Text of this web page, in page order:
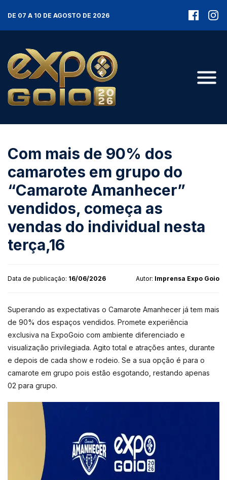
DE 07 A 10 DE AGOSTO DE 2026
Com mais de 90% dos
camarotes em grupo do
“Camarote Amanhecer”
vendidos, começa as
vendas do individual nesta
terça,16
Data de publicação: 16/06/2026 Autor: Imprensa Expo Goio
Superando as expectativas o Camarote Amanhecer já tem mais
de 90% dos espaços vendidos. Promete experiência
exclusiva na ExpoGoio com ambiente diferenciado e
visualização privilegiada. Agito total e atrações antes, durante
e depois de cada show e rodeio. Se a sua opção é para o
camarote em grupo pois estão esgotando, restando apenas
02 para grupo.